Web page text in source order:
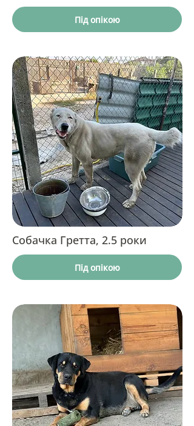
Під опікою
Собачка Гретта, 2.5 роки
Під опікою